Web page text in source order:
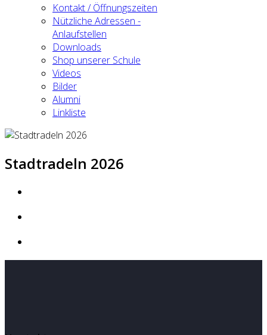
Kontakt / Öffnungszeiten
Nützliche Adressen -
Anlaufstellen
Downloads
Shop unserer Schule
Videos
Bilder
Alumni
Linkliste
Stadtradeln 2026